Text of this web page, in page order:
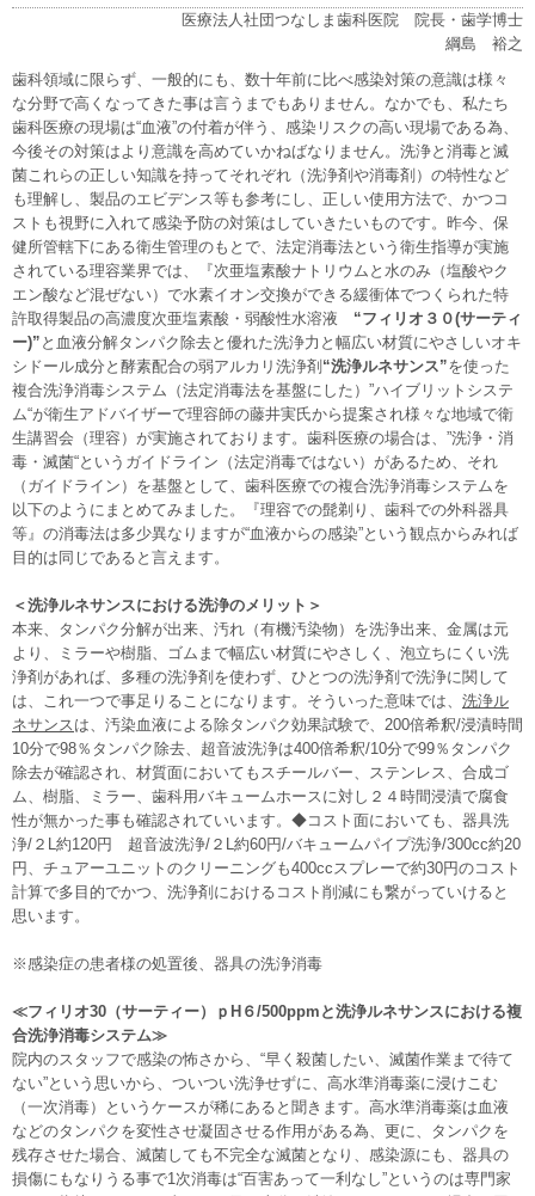
医療法人社団つなしま歯科医院 院長・歯学博士
綱島 裕之
歯科領域に限らず、一般的にも、数十年前に比べ感染対策の意識は様々
な分野で高くなってきた事は言うまでもありません。なかでも、私たち
歯科医療の現場は“血液”の付着が伴う、感染リスクの高い現場である為、
今後その対策はより意識を高めていかねばなりません。洗浄と消毒と滅
菌これらの正しい知識を持ってそれぞれ（洗浄剤や消毒剤）の特性など
も理解し、製品のエビデンス等も参考にし、正しい使用方法で、かつコ
ストも視野に入れて感染予防の対策はしていきたいものです。昨今、保
健所管轄下にある衛生管理のもとで、法定消毒法という衛生指導が実施
されている理容業界では、『次亜塩素酸ナトリウムと水のみ（塩酸やク
エン酸など混ぜない）で水素イオン交換ができる緩衝体でつくられた特
許取得製品の高濃度次亜塩素酸・弱酸性水溶液 “フィリオ３０(サーティ
ー)” と血液分解タンパク除去と優れた洗浄力と幅広い材質にやさしいオキ
シドール成分と酵素配合の弱アルカリ洗浄剤 “洗浄ルネサンス”を使った
複合洗浄消毒システム（法定消毒法を基盤にした）”ハイブリットシステ
ム“が衛生アドバイザーで理容師の藤井実氏から提案され様々な地域で衛
生講習会（理容）が実施されております。歯科医療の場合は、”洗浄・消
毒・滅菌“というガイドライン（法定消毒ではない）があるため、それ
（ガイドライン）を基盤として、歯科医療での複合洗浄消毒システムを
以下のようにまとめてみました。『理容での髭剃り、歯科での外科器具
等』の消毒法は多少異なりますが“血液からの感染”という観点からみれば
目的は同じであると言えます。
＜洗浄ルネサンスにおける洗浄のメリット＞
本来、タンパク分解が出来、汚れ（有機汚染物）を洗浄出来、金属は元
より、ミラーや樹脂、ゴムまで幅広い材質にやさしく、泡立ちにくい洗
浄剤があれば、多種の洗浄剤を使わず、ひとつの洗浄剤で洗浄に関して
は、これ一つで事足りることになります。そういった意味では、 洗浄ル
ネサンス は、汚染血液による除タンパク効果試験で、200倍希釈/浸漬時間
10分で98％タンパク除去、超音波洗浄は400倍希釈/10分で99％タンパク
除去が確認され、材質面においてもスチールバー、ステンレス、合成ゴ
ム、樹脂、ミラー、歯科用バキュームホースに対し２４時間浸漬で腐食
性が無かった事も確認されていいます。◆コスト面においても、器具洗
浄/２L約120円 超音波洗浄/２L約60円/バキュームパイプ洗浄/300cc約20
円、チュアーユニットのクリーニングも400ccスプレーで約30円のコスト
計算で多目的でかつ、洗浄剤におけるコスト削減にも繋がっていけると
思います。
※感染症の患者様の処置後、器具の洗浄消毒
≪フィリオ30（サーティー）ｐH６/500ppmと洗浄ルネサンスにおける複
合洗浄消毒システム≫
院内のスタッフで感染の怖さから、“早く殺菌したい、滅菌作業まで待て
ない”という思いから、ついつい洗浄せずに、高水準消毒薬に浸けこむ
（一次消毒）というケースが稀にあると聞きます。高水準消毒薬は血液
などのタンパクを変性させ凝固させる作用がある為、更に、タンパクを
残存させた場合、滅菌しても不完全な滅菌となり、感染源にも、器具の
損傷にもなりうる事で1次消毒は“百害あって一利なし”というのは専門家